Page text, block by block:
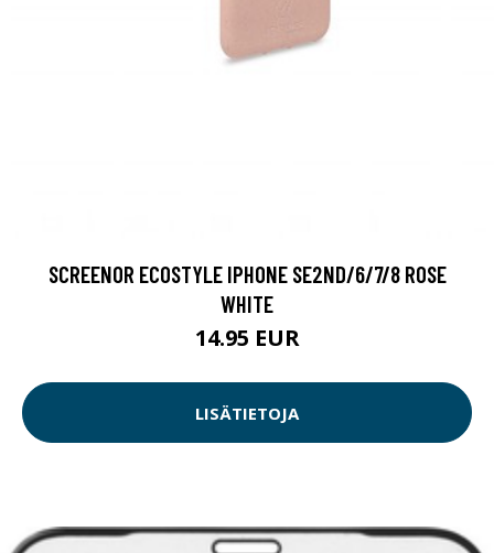
SCREENOR ECOSTYLE IPHONE SE2ND/6/7/8 ROSE
WHITE
14.95 EUR
LISÄTIETOJA